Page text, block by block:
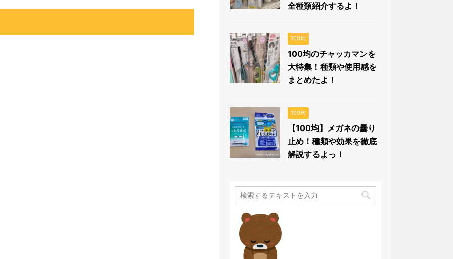
全種類紹介するよ！
100均
100均のチャッカマンを
大特集！種類や使用感を
まとめたよ！
100均
【100均】メガネの曇り
止め！種類や効果を徹底
解説するよっ！